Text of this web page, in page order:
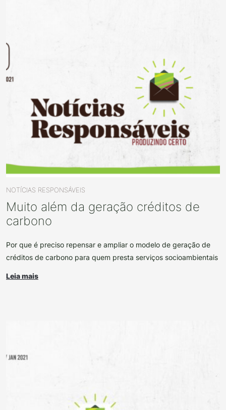
NOTÍCIAS RESPONSÁVEIS
Muito além da geração créditos de
carbono
Por que é preciso repensar e ampliar o modelo de geração de
créditos de carbono para quem presta serviços socioambientais
Leia mais